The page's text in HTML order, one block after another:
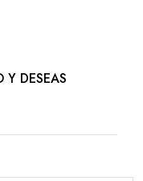
Y DESEAS